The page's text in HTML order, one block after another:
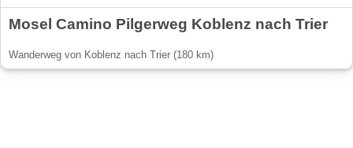
Mosel Camino Pilgerweg Koblenz nach Trier
Wanderweg von Koblenz nach Trier (180 km)